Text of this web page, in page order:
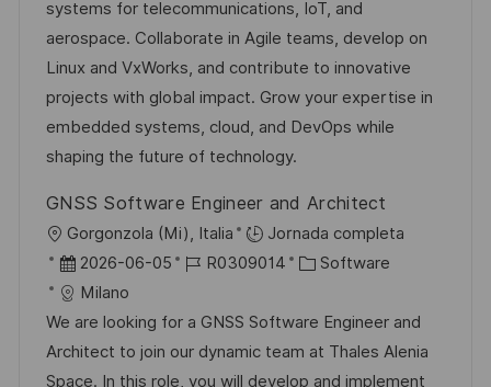
c
i
ó
n
c
i
ó
n
a
d
e
p
u
b
i
c
a
c
i
ó
e
m
p
l
e
o
g
o
r
í
a
systems for telecommunications, IoT, and
aerospace. Collaborate in Agile teams, develop on
Linux and VxWorks, and contribute to innovative
projects with global impact. Grow your expertise in
embedded systems, cloud, and DevOps while
shaping the future of technology.
GNSS Software Engineer and Architect
U
b
c
a
c
Gorgonzola (Mi), Italia
Jornada completa
F
e
c
h
a
2026-06-05
I
d
e
e
R0309014
C
t
e
g
Software
Milano
We are looking for a GNSS Software Engineer and
Architect to join our dynamic team at Thales Alenia
Space. In this role, you will develop and implement